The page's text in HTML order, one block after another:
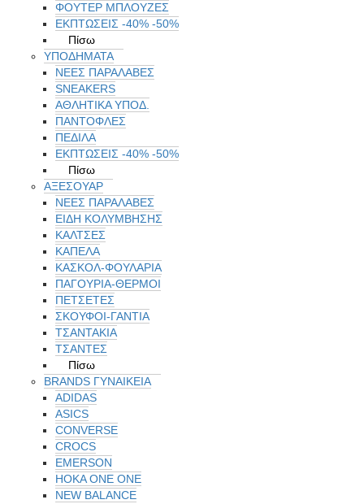
ΦΟΥΤΕΡ ΜΠΛΟΥΖΕΣ
ΕΚΠΤΏΣΕΙΣ -40% -50%
Πίσω
ΥΠΟΔΗΜΑΤΑ
ΝΕΕΣ ΠΑΡΑΛΑΒΕΣ
SNEAKERS
ΑΘΛΗΤΙΚΑ ΥΠΟΔ.
ΠΑΝΤΟΦΛΕΣ
ΠΕΔΙΛΑ
ΕΚΠΤΏΣΕΙΣ -40% -50%
Πίσω
ΑΞΕΣΟΥΑΡ
ΝΕΕΣ ΠΑΡΑΛΑΒΕΣ
ΕΙΔΗ ΚΟΛΥΜΒΗΣΗΣ
ΚΑΛΤΣΕΣ
ΚΑΠΕΛΑ
ΚΑΣΚΟΛ-ΦΟΥΛΑΡΙΑ
ΠΑΓΟΥΡΙΑ-ΘΕΡΜΟΙ
ΠΕΤΣΈΤΕΣ
ΣΚΟΥΦΟΙ-ΓΑΝΤΙΑ
ΤΣΑΝΤΑΚΙΑ
ΤΣΑΝΤΕΣ
Πίσω
BRANDS ΓΥΝΑΙΚΕΊΑ
ADIDAS
ASICS
CONVERSE
CROCS
EMERSON
HOKA ONE ONE
NEW BALANCE